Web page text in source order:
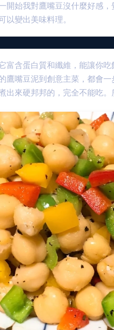
開始我對鷹嘴豆沒什麼好感
變出美味料理。
富含蛋白質和纖維，能讓你
鷹嘴豆泥到創意主菜，都會
來硬邦邦的，完全不能吃。